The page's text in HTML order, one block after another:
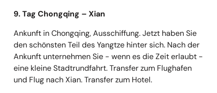
9. Tag Chongqing – Xian
Ankunft in Chongqing, Ausschiffung. Jetzt haben Sie
den schönsten Teil des Yangtze hinter sich. Nach der
Ankunft unternehmen Sie - wenn es die Zeit erlaubt -
eine kleine Stadtrundfahrt. Transfer zum Flughafen
und Flug nach Xian. Transfer zum Hotel.